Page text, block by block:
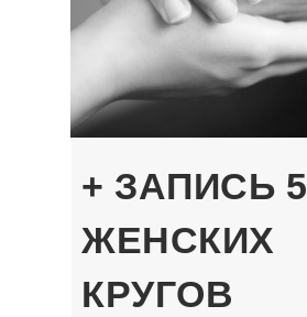
+ ЗАПИСЬ 5
ЖЕНСКИХ
КРУГОВ